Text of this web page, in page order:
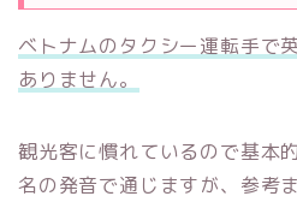
ベトナムのタクシー運転手で
ありません。
観光客に慣れているので基本
名の発音で通じますが、参考